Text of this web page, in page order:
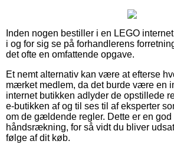
Inden nogen bestiller i en LEGO
i og for sig se på forhandlerens
det ofte en omfattende opgave.
Et nemt alternativ kan være at efterse
mærket medlem, da det burde være en
internet butikken adlyder de opstillede
e-butikken af og til ses til af eksperter
om de gældende regler. Dette er en god
håndsrækning, for så vidt du bliver
følge af dit køb.